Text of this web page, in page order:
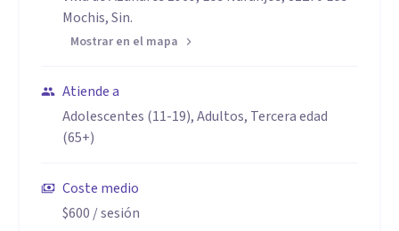
Mochis, Sin.
Mostrar en el mapa
Atiende a
Adolescentes (11-19), Adultos, Tercera edad
(65+)
Coste medio
$600 / sesión